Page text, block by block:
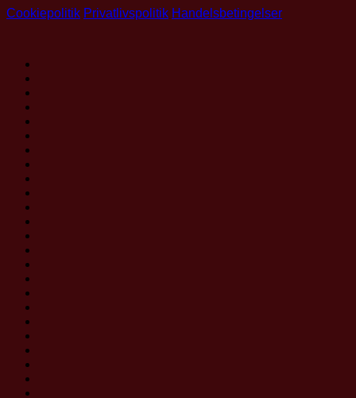
Cookiepolitik Privatlivspolitik Handelsbetingelser